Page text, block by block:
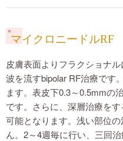
ほくろ治療
くすみ・肌の張り・肌質改善
表情シワ-額・眉間・目じり・
マイクロニードルRF
皮膚表面よりフラクショナ
波を流すbipolar RF治療です
ます。表皮下0.3～0.5mmの
です。さらに、深層治療を
可能となります。浅い部位
ん。 2～4週毎に行い、三回